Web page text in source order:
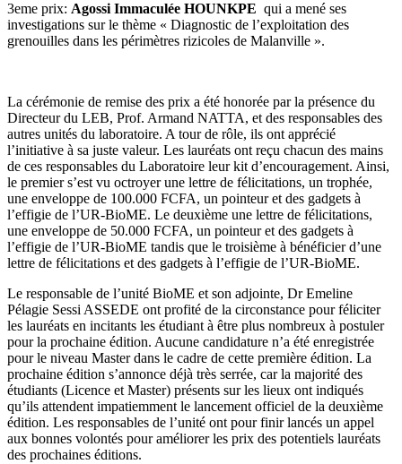
3eme prix: Agossi Immaculée HOUNKPE qui a mené ses
investigations sur le thème « Diagnostic de l’exploitation des
grenouilles dans les périmètres rizicoles de Malanville ».
La cérémonie de remise des prix a été honorée par la présence du
Directeur du LEB, Prof. Armand NATTA, et des responsables des
autres unités du laboratoire. A tour de rôle, ils ont apprécié
l’initiative à sa juste valeur. Les lauréats ont reçu chacun des mains
de ces responsables du Laboratoire leur kit d’encouragement. Ainsi,
le premier s’est vu octroyer une lettre de félicitations, un trophée,
une enveloppe de 100.000 FCFA, un pointeur et des gadgets à
l’effigie de l’UR-BioME. Le deuxième une lettre de félicitations,
une enveloppe de 50.000 FCFA, un pointeur et des gadgets à
l’effigie de l’UR-BioME tandis que le troisième à bénéficier d’une
lettre de félicitations et des gadgets à l’effigie de l’UR-BioME.
Le responsable de l’unité BioME et son adjointe, Dr Emeline
Pélagie Sessi ASSEDE ont profité de la circonstance pour féliciter
les lauréats en incitants les étudiant à être plus nombreux à postuler
pour la prochaine édition. Aucune candidature n’a été enregistrée
pour le niveau Master dans le cadre de cette première édition. La
prochaine édition s’annonce déjà très serrée, car la majorité des
étudiants (Licence et Master) présents sur les lieux ont indiqués
qu’ils attendent impatiemment le lancement officiel de la deuxième
édition. Les responsables de l’unité ont pour finir lancés un appel
aux bonnes volontés pour améliorer les prix des potentiels lauréats
des prochaines éditions.